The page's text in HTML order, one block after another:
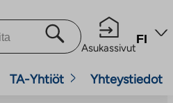
Asukassivut
FI
TA-Yhtiöt Yhteystiedot